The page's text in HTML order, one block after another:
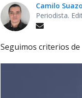
Camilo Suazo
Periodista.
Seguimos criterios de